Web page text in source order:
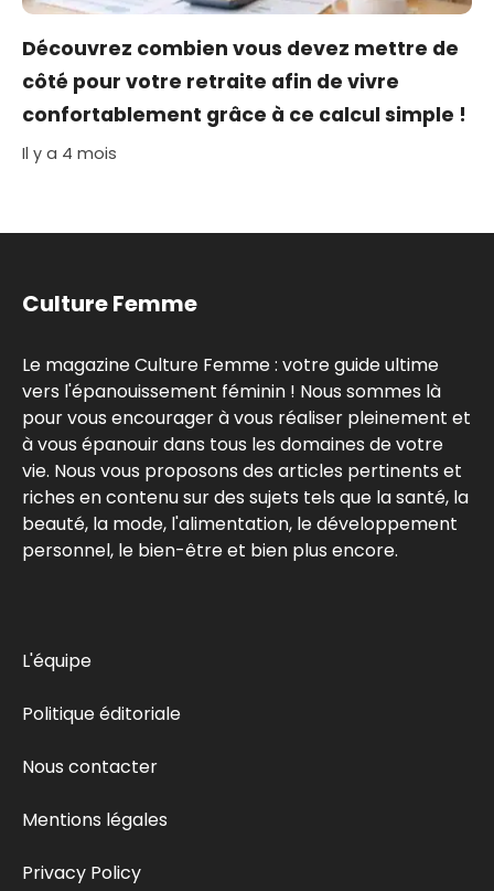
Découvrez combien vous devez mettre de
côté pour votre retraite afin de vivre
confortablement grâce à ce calcul simple !
Il y a 4 mois
Culture Femme
Le magazine Culture Femme : votre guide ultime
vers l'épanouissement féminin ! Nous sommes là
pour vous encourager à vous réaliser pleinement et
à vous épanouir dans tous les domaines de votre
vie. Nous vous proposons des articles pertinents et
riches en contenu sur des sujets tels que la santé, la
beauté, la mode, l'alimentation, le développement
personnel, le bien-être et bien plus encore.
L'équipe
Politique éditoriale
Nous contacter
Mentions légales
Privacy Policy